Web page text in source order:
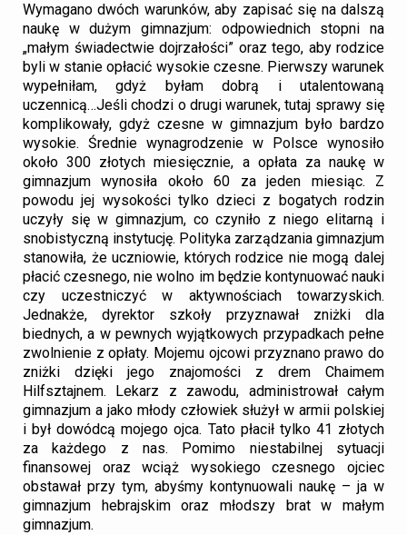
Wymagano dwóch warunków, aby zapisać się na dalszą
naukę w dużym gimnazjum: odpowiednich stopni na
„małym świadectwie dojrzałości” oraz tego, aby rodzice
byli w stanie opłacić wysokie czesne. Pierwszy warunek
wypełniłam, gdyż byłam dobrą i utalentowaną
uczennicą…Jeśli chodzi o drugi warunek, tutaj sprawy się
komplikowały, gdyż czesne w gimnazjum było bardzo
wysokie. Średnie wynagrodzenie w Polsce wynosiło
około 300 złotych miesięcznie, a opłata za naukę w
gimnazjum wynosiła około 60 za jeden miesiąc. Z
powodu jej wysokości tylko dzieci z bogatych rodzin
uczyły się w gimnazjum, co czyniło z niego elitarną i
snobistyczną instytucję. Polityka zarządzania gimnazjum
stanowiła, że uczniowie, których rodzice nie mogą dalej
płacić czesnego, nie wolno im będzie kontynuować nauki
czy uczestniczyć w aktywnościach towarzyskich.
Jednakże, dyrektor szkoły przyznawał zniżki dla
biednych, a w pewnych wyjątkowych przypadkach pełne
zwolnienie z opłaty. Mojemu ojcowi przyznano prawo do
zniżki dzięki jego znajomości z drem Chaimem
Hilfsztajnem. Lekarz z zawodu, administrował całym
gimnazjum a jako młody człowiek służył w armii polskiej
i był dowódcą mojego ojca. Tato płacił tylko 41 złotych
za każdego z nas. Pomimo niestabilnej sytuacji
finansowej oraz wciąż wysokiego czesnego ojciec
obstawał przy tym, abyśmy kontynuowali naukę – ja w
gimnazjum hebrajskim oraz młodszy brat w małym
gimnazjum.